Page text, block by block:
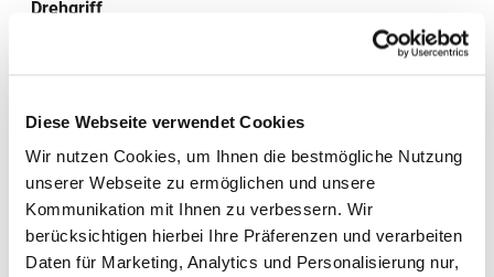
Diese Webseite verwendet Cookies
Wir nutzen Cookies, um Ihnen die bestmögliche Nutzung
unserer Webseite zu ermöglichen und unsere
Kommunikation mit Ihnen zu verbessern. Wir
berücksichtigen hierbei Ihre Präferenzen und verarbeiten
Daten für Marketing, Analytics und Personalisierung nur,
Drehgriff
230 V~, 50/60 Hz
Netzkabel
2 m, fest am Gerät
Schutzklasse
IP32